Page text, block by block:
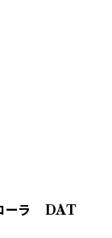
ローラ DAT